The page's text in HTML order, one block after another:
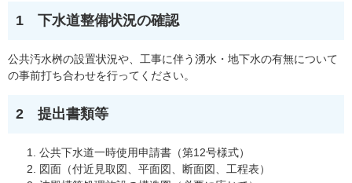
1 下水道整備状況の確認
公共汚水桝の設置状況や、工事に伴う湧水・地下水の有無について
の事前打ち合わせを行ってください。
2 提出書類等
公共下水道一時使用申請書（第12号様式）
図面（付近見取図、平面図、断面図、工程表）